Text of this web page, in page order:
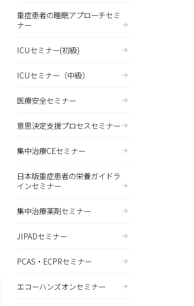
重症患者の睡眠アプローチセミ
ナー
ICUセミナー(初級)
ICUセミナー（中級）
医療安全セミナー
意思決定支援プロセスセミナー
集中治療CEセミナー
日本版重症患者の栄養ガイドラ
インセミナー
集中治療薬剤セミナー
JIPADセミナー
PCAS・ECPRセミナー
エコーハンズオンセミナー